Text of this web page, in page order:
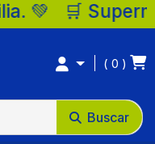
Buscar
0